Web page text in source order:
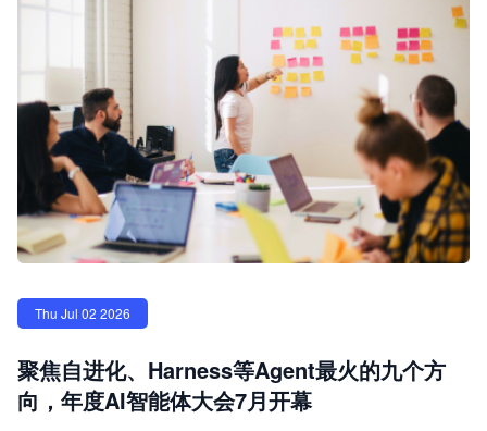
Thu Jul 02 2026
聚焦自进化、Harness等Agent最火的九个方
向，年度AI智能体大会7月开幕